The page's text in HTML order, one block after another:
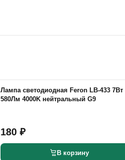
Лампа светодиодная Feron LB-433 7Вт
580Лм 4000K нейтральный G9
180 ₽
В корзину